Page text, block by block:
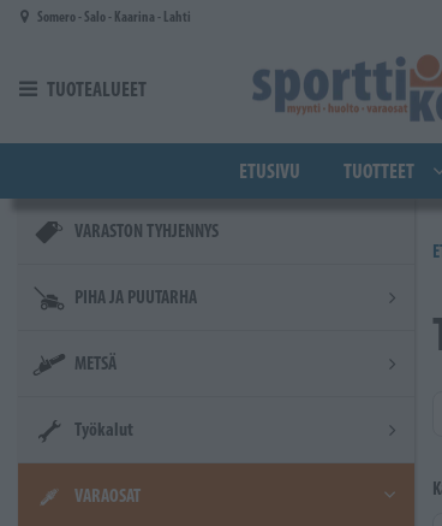
Siirry pääsisältöön
Somero - Salo - Kaarina - Lahti
TUOTEALUEET
ETUSIVU TUOTTEET
VARASTON TYHJENNYS
PIHA JA PUUTARHA
METSÄ
Työkalut
VARAOSAT